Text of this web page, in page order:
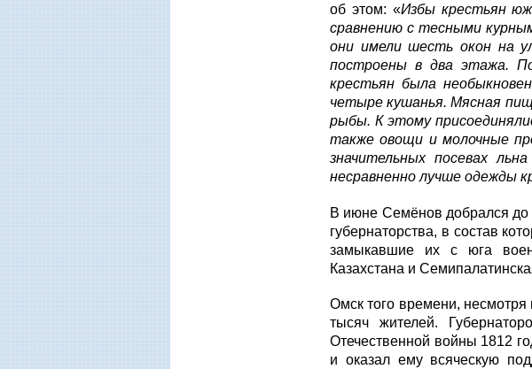
об этом: «Избы крестьян
сравнению с тесными
они имели шесть окон на
построены в два этажа.
крестьян была
четыре кушанья. Мясная
рыбы. К этому
также овощи и молочные
значительных посевах
несравненно лучше одежды
В июне Семёнов добрался до
губернаторства, в состав
замыкавшие их с юга
Казахстана и
Омск того времени, несмотря
тысяч жителей.
Отечественной войны 1812
и оказал ему всяческую